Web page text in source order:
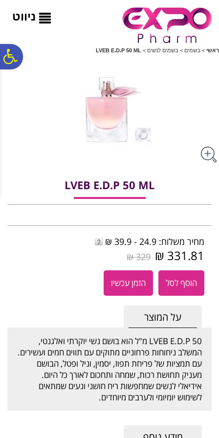
ניווט
ראשי > בשמים > בשמים לנשים >
LVEB E.D.P 50 ML
LVEB E.D.P 50 ML
מחיר משלוח: 24.9 - 39.9 ₪
331.81 ₪
329 ₪
הוסף לסל הזמן עכשיו
על המוצר
LVEB E.D.P 50 מ"ל הוא בושם נשי יוקרתי ואלגנטי,
המשלב ניחוחות פרחוניים מתוקים עם תווים חמים ועשירים.
עם תמציות של פריחת תפוז, יסמין, וניל ופטל, הבושם
מעניק תחושת רכות, שמחה ותחכום לאורך כל היום.
אידיאלי לנשים שמחפשות ריח חושני ונעים שמתאים
לשימוש יומיומי ולערבים מיוחדים.